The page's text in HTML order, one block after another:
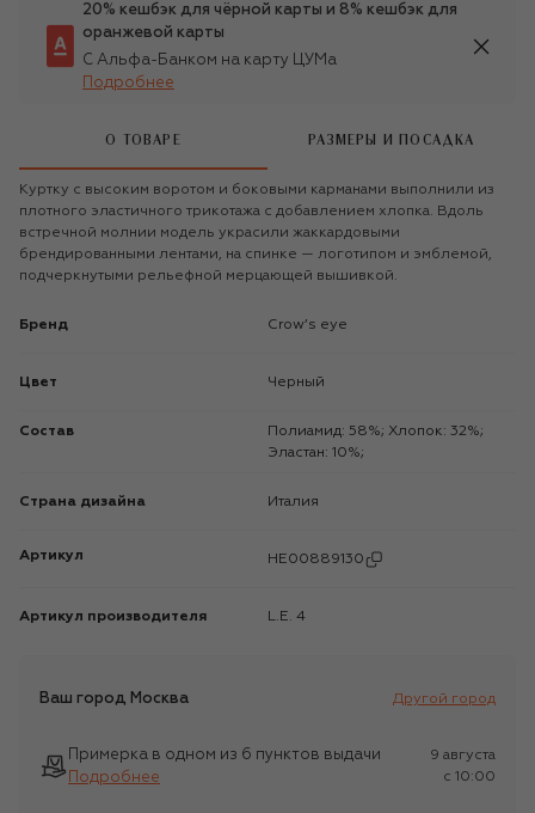
20% кешбэк для чёрной карты и 8% кешбэк для
оранжевой карты
С Альфа-Банком на карту ЦУМа
Подробнее
О ТОВАРЕ РАЗМЕРЫ И ПОСАДКА
Куртку с высоким воротом и боковыми карманами выполнили из
плотного эластичного трикотажа с добавлением хлопка. Вдоль
встречной молнии модель украсили жаккардовыми
брендированными лентами, на спинке — логотипом и эмблемой,
подчеркнутыми рельефной мерцающей вышивкой.
Бренд Crow’s eye
Цвет Черный
Состав
Полиамид: 58%; Хлопок: 32%;
Эластан: 10%;
Страна дизайна Италия
Артикул HE00889130
Артикул производителя L.Е. 4
Ваш город Москва Другой город
Примерка в одном из 6 пунктов выдачи
Подробнее
9 августа
c 10:00